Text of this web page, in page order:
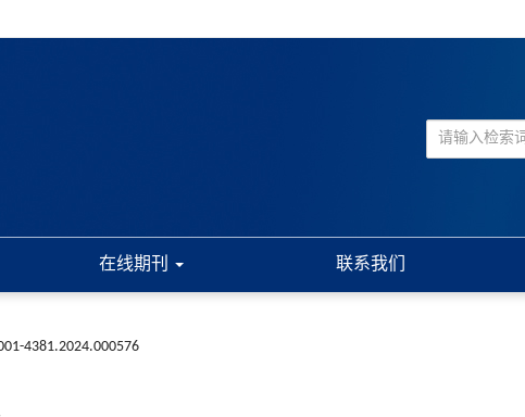
在线期刊 联系我们
4381.2024.000576